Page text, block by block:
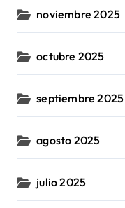
noviembre 2025
octubre 2025
septiembre 2025
agosto 2025
julio 2025